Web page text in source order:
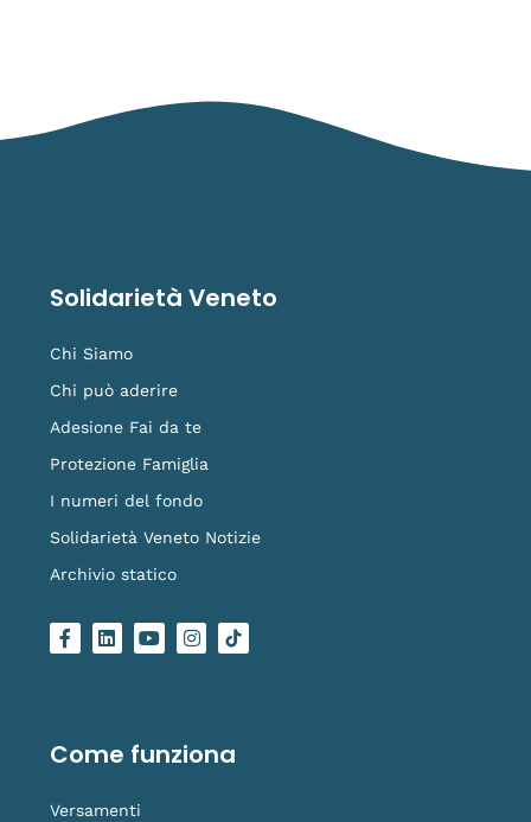
Solidarietà Veneto
Chi Siamo
Chi può aderire
Adesione Fai da te
Protezione Famiglia
I numeri del fondo
Solidarietà Veneto Notizie
Archivio statico
F
a
o
k
L
i
i
n
Y
o
e
I
n
r
a
L
o
i
k
Come funziona
Versamenti